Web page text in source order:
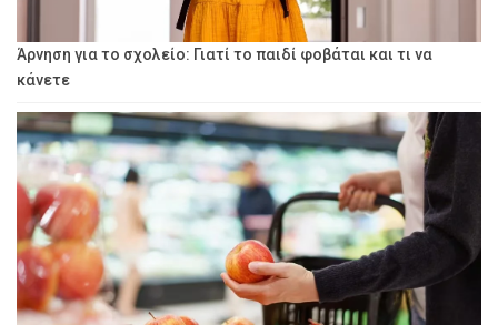
Άρνηση για το σχολείο: Γιατί το παιδί φοβάται και τι να
κάνετε